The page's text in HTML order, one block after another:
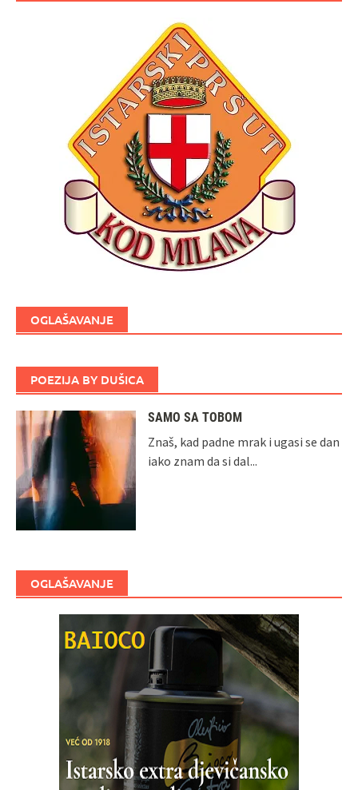
OGLAŠAVANJE
POEZIJA BY DUŠICA
SAMO SA TOBOM
Znaš, kad padne mrak i ugasi se dan
iako znam da si dal...
OGLAŠAVANJE